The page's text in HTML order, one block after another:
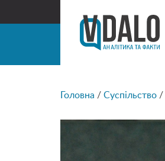
Головна / Суспільство /